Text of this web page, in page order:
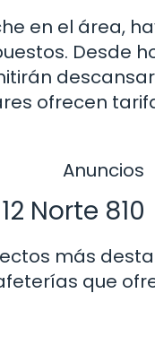
en el área,
Desde
ofrecen
Anuncios
Norte 810
más
que